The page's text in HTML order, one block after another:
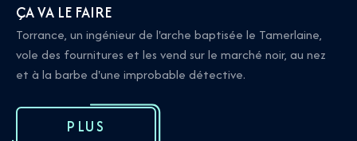
ÇA VA LE FAIRE
Torrance, un ingénieur de l'arche baptisée le Tamerlaine,
vole des fournitures et les vend sur le marché noir, au nez
et à la barbe d'une improbable détective.
PLUS